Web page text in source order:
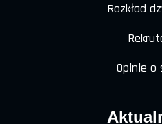
Rozkład
Opinie o